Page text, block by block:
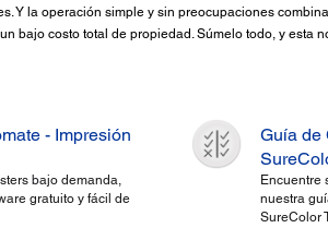
Y la operación simple y sin preocupaciones
bajo costo total de propiedad. Súmelo todo, y
- Impresión
bajo demanda,
gratuito y fácil de
Guía de
Encuentre
nuestra
SureColor